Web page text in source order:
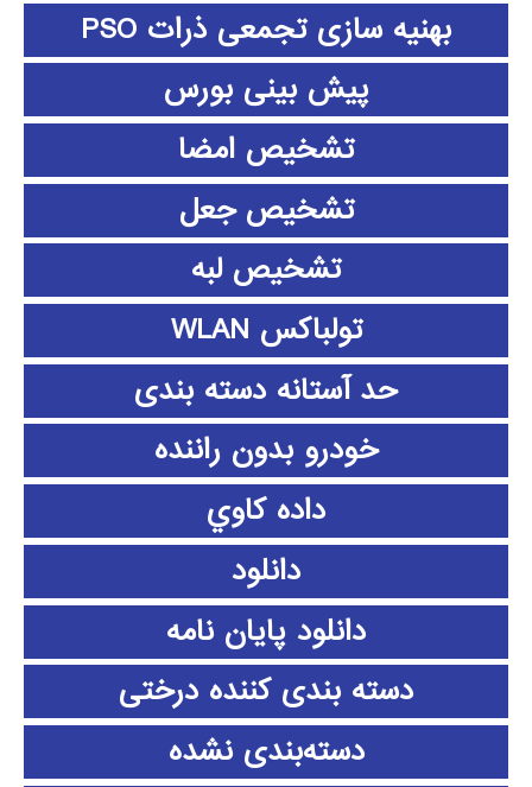
بهنیه سازی تجمعی ذرات PSO
پیش بینی بورس
تشخیص امضا
تشخیص جعل
تشخیص لبه
تولباکس WLAN
حد آستانه دسته بندی
خودرو بدون راننده
داده كاوي
دانلود
دانلود پايان نامه
دسته بندی کننده درختی
دسته‌بندی نشده